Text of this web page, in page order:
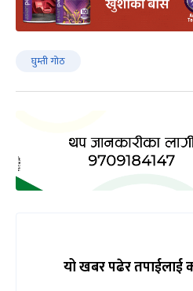
घुम्ती गोठ
यो खबर पढेर तपाईलाई